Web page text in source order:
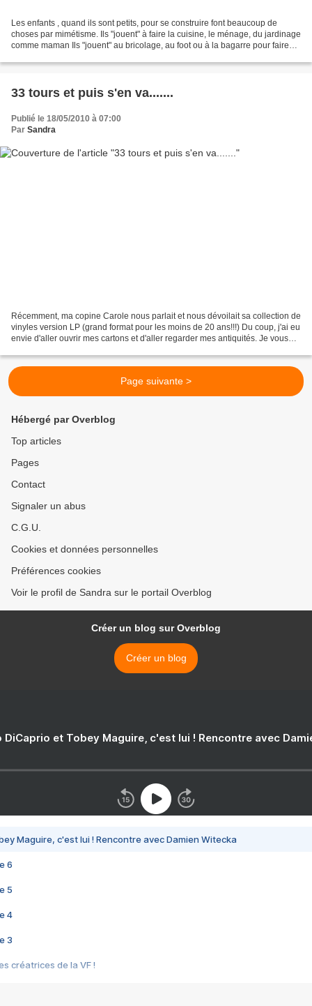
Les enfants , quand ils sont petits, pour se construire font beaucoup de
choses par mimétisme. Ils "jouent" à faire la cuisine, le ménage, du jardinage
comme maman Ils "jouent" au bricolage, au foot ou à la bagarre pour faire
33 tours et puis s'en va.......
Publié le 18/05/2010 à 07:00
Par Sandra
Récemment, ma copine Carole nous parlait et nous dévoilait sa collection de
vinyles version LP (grand format pour les moins de 20 ans!!!) Du coup, j'ai eu
envie d'aller ouvrir mes cartons et d'aller regarder mes antiquités. Je vous
Page suivante >
Hébergé par Overblog
Top articles
Pages
Contact
Signaler un abus
C.G.U.
Cookies et données personnelles
Préférences cookies
Voir le profil de Sandra sur le portail Overblog
Créer un blog sur Overblog
Créer un blog
DiCaprio et Tobey Maguire, c'est lui ! Rencontre avec
Maguire, c'est lui ! Rencontre avec Damien Witecka
6
5
4
3
créatrices de la VF !